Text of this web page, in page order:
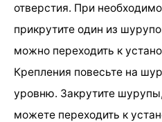
отверстия. При
прикрутите один из
можно переходить к
Крепления повесьте на
уровню. Закрутите
можете переходить к